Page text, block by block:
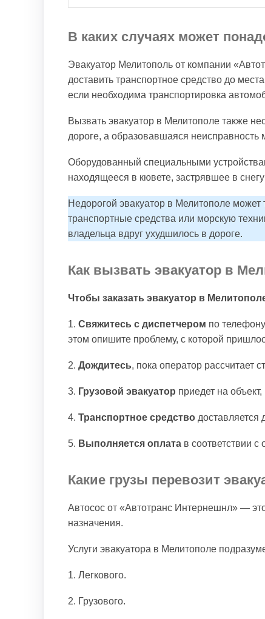
В каких случаях может
Эвакуатор Мелитополь от компании
доставить транспортное средство до
если необходима транспортировка
Вызвать эвакуатор в Мелитополе также
дороге, а образовавшаяся
Оборудованный специальными
находящееся в кювете, застрявшее в снегу
Недорогой эвакуатор в Мелитополе
транспортные средства или морскую
владельца вдруг ухудшилось в дороге.
Как вызвать эвакуатор в
Чтобы заказать эвакуатор в
1. Свяжитесь с диспетчером по
этом опишите проблему, с которой
2. Дождитесь, пока оператор рассчитает
3. Грузовой эвакуатор приедет на
4. Транспортное средство доставляется
5. Выполняется оплата в соответствии
Какие грузы перевозит
Автосос от «Автотранс Интернешнл» —
назначения.
Услуги эвакуатора в Мелитополе
1. Легкового.
2. Грузового.